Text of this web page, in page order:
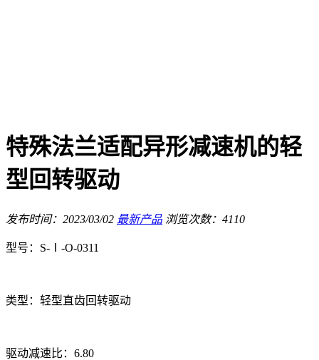
特殊法兰适配异形减速机的轻
型回转驱动
发布时间：2023/03/02 最新产品 浏览次数：4110
型号：S-Ⅰ-O-0311
类型：轻型直齿回转驱动
驱动减速比：6.80